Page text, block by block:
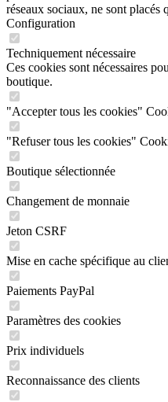
Configuration
Techniquement nécessaire
Ces cookies sont nécessaires
boutique.
"Accepter tous les cookies"
"Refuser tous les cookies"
Boutique sélectionnée
Changement de monnaie
Jeton CSRF
Mise en cache spécifique au client
Paiements PayPal
Paramètres des cookies
Prix individuels
Reconnaissance des clients
Session